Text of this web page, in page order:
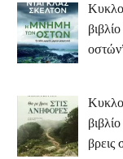
βρεις